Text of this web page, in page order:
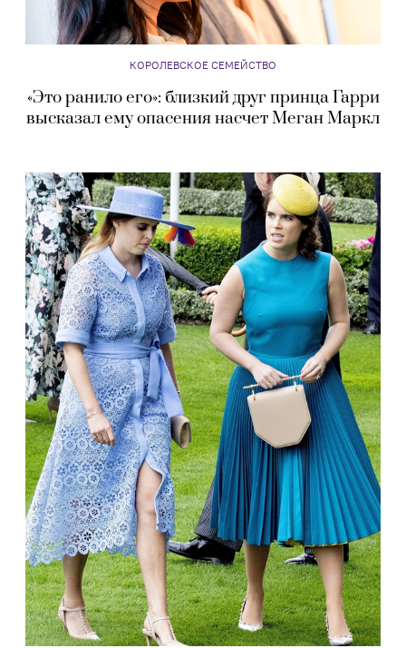
КОРОЛЕВСКОЕ СЕМЕЙСТВО
«Это ранило его»: близкий друг принца Гарри
высказал ему опасения насчет Меган Маркл